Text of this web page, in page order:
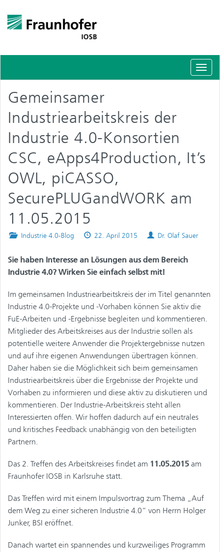
Gemeinsamer
Industriearbeitskreis der
Industrie 4.0-Konsortien
CSC, eApps4Production, It’s
OWL, piCASSO,
SecurePLUGandWORK am
11.05.2015
Posted
Industrie 4.0-Blog
Published
22. April 2015 Authors
Dr. Olaf Sauer
Sie haben Interesse an Lösungen aus dem Bereich
Industrie 4.0? Wirken Sie einfach selbst mit!
Im gemeinsamen Industriearbeitskreis der im Titel genannten
Industrie 4.0-Projekte und -Vorhaben können Sie aktiv die
FuE-Arbeiten und -Ergebnisse begleiten und kommentieren.
Mitglieder des Arbeitskreises aus der Industrie sollen als
potentielle weitere Anwender die Projektergebnisse nutzen
und auf ihre eigenen Anwendungen übertragen können.
Daher haben sie die Möglichkeit sich beim gemeinsamen
Industriearbeitskreis über die Ergebnisse der Projekte und
Vorhaben zu informieren und diese aktiv zu diskutieren und
kommentieren. Der Industrie-Arbeitskreis steht allen
Interessierten offen. Wir hoffen dadurch auf ein neutrales
und kritisches Feedback unabhängig von den beteiligten
Partnern.
Das 2. Treffen des Arbeitskreises findet am 11.05.2015 am
Fraunhofer IOSB in Karlsruhe statt.
Das Treffen wird mit einem Impulsvortrag zum Thema „Auf
dem Weg zu einer sicheren Industrie 4.0“ von Herrn Holger
Junker, BSI eröffnet.
Danach wartet ein spannendes und kurzweiliges Programm